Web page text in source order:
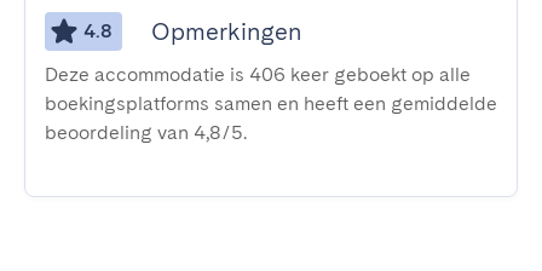
4.8 Opmerkingen
Deze accommodatie is 406 keer geboekt op alle
boekingsplatforms samen en heeft een gemiddelde
beoordeling van 4,8/5.